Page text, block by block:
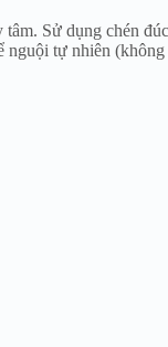
Sử dụng chén
tự nhiên